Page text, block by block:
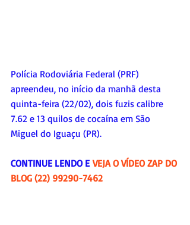
Polícia Rodoviária Federal (PRF)
apreendeu, no início da manhã desta
quinta-feira (22/02), dois fuzis calibre
7.62 e 13 quilos de cocaína em São
Miguel do Iguaçu (PR).
CONTINUE LENDO E VEJA O VÍDEO ZAP DO
BLOG (22) 99290-7462